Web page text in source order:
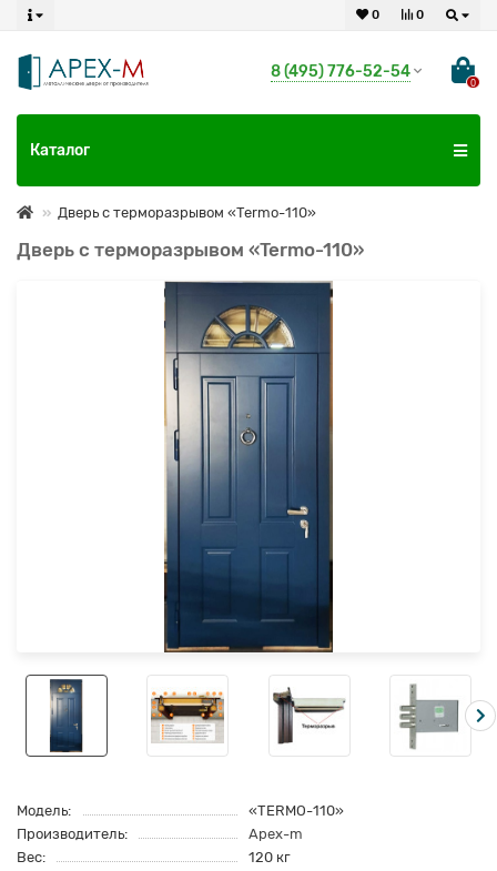
0
0
8 (495) 776-52-54
0
Каталог
Дверь с терморазрывом «Termo-110»
Дверь с терморазрывом «Termo-110»
Модель:
«TERMO-110»
Производитель:
Apex-m
Вес:
120 кг